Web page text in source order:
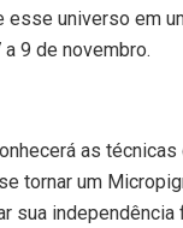
esse universo em
9 de novembro.
as
tornar um
sua independência